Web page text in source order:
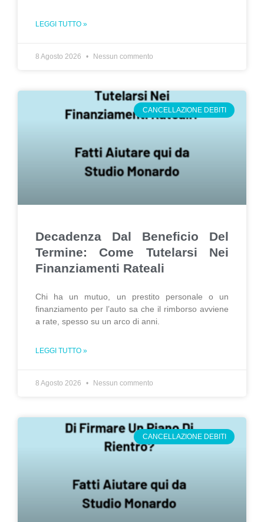
LEGGI TUTTO »
8 Agosto 2026 Nessun commento
CANCELLAZIONE DEBITI
Decadenza Dal Beneficio Del
Termine: Come Tutelarsi Nei
Finanziamenti Rateali
Chi ha un mutuo, un prestito personale o un
finanziamento per l’auto sa che il rimborso avviene
a rate, spesso su un arco di anni.
LEGGI TUTTO »
8 Agosto 2026 Nessun commento
CANCELLAZIONE DEBITI